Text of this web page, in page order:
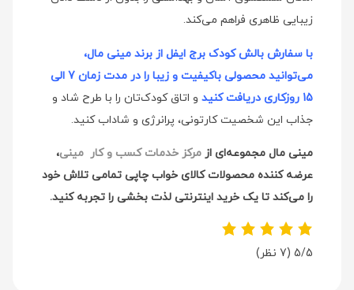
زیبایی ظاهری فراهم می‌کند.
با سفارش بالش کودک برج ایفل از برند مینی مال،
می‌توانید محصولی باکیفیت و زیبا را در مدت زمان 7 الی
15 روزکاری دریافت کنید
و اتاق کودک‌تان را با طرح شاد و
جذاب این شخصیت کارتونی، پرانرژی و شاداب کنید.
مینی مال مجموعه‌ای از مرکز خدمات کسب و کار مینی،
عرضه کننده محصولات کالای خواب چاپی تمامی تلاش خود
را می‌کند تا یک خرید اینترنتی لذت بخشی را تجربه کنید.
5/5 (7 نظر)